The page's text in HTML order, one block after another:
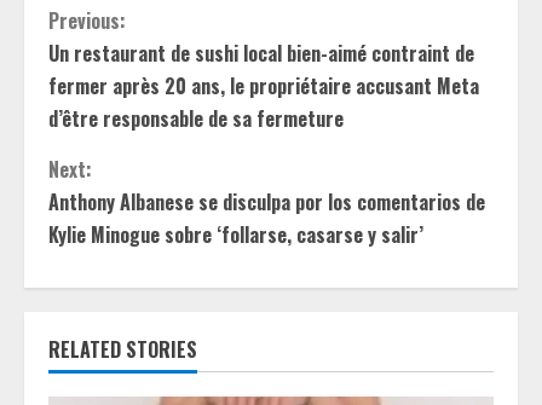
C
o
n
t
i
n
u
e
Previous:
Un restaurant de sushi local bien-aimé contraint de
fermer après 20 ans, le propriétaire accusant Meta
d’être responsable de sa fermeture
Next:
Anthony Albanese se disculpa por los comentarios de
Kylie Minogue sobre ‘follarse, casarse y salir’
RELATED STORIES